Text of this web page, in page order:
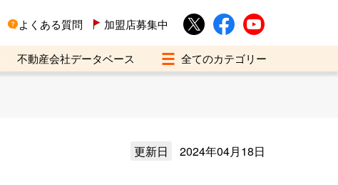
よくある質問 加盟店募集中
不動産会社データベース
更新日 2024年04月18日